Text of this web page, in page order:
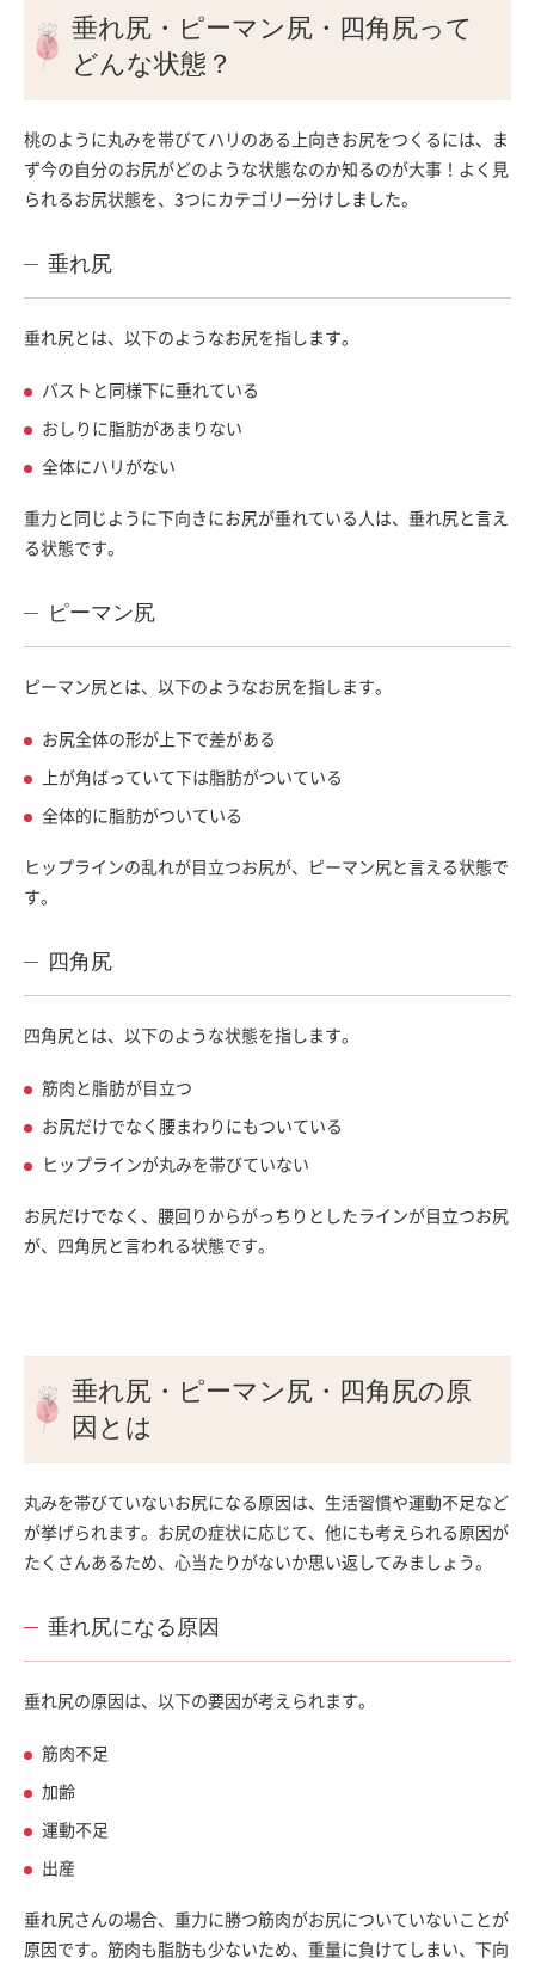
垂れ尻・ピーマン尻・四角尻って
どんな状態？
桃のように丸みを帯びてハリのある上向きお尻をつくるには、ま
ず今の自分のお尻がどのような状態なのか知るのが大事！よく見
られるお尻状態を、3つにカテゴリー分けしました。
垂れ尻
垂れ尻とは、以下のようなお尻を指します。
バストと同様下に垂れている
おしりに脂肪があまりない
全体にハリがない
重力と同じように下向きにお尻が垂れている人は、垂れ尻と言え
る状態です。
ピーマン尻
ピーマン尻とは、以下のようなお尻を指します。
お尻全体の形が上下で差がある
上が角ばっていて下は脂肪がついている
全体的に脂肪がついている
ヒップラインの乱れが目立つお尻が、ピーマン尻と言える状態で
す。
四角尻
四角尻とは、以下のような状態を指します。
筋肉と脂肪が目立つ
お尻だけでなく腰まわりにもついている
ヒップラインが丸みを帯びていない
お尻だけでなく、腰回りからがっちりとしたラインが目立つお尻
が、四角尻と言われる状態です。
垂れ尻・ピーマン尻・四角尻の原
因とは
丸みを帯びていないお尻になる原因は、生活習慣や運動不足など
が挙げられます。お尻の症状に応じて、他にも考えられる原因が
たくさんあるため、心当たりがないか思い返してみましょう。
垂れ尻になる原因
垂れ尻の原因は、以下の要因が考えられます。
筋肉不足
加齢
運動不足
出産
垂れ尻さんの場合、重力に勝つ筋肉がお尻についていないことが
原因です。筋肉も脂肪も少ないため、重量に負けてしまい、下向